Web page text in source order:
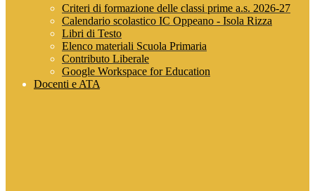
Criteri di formazione delle classi prime a.s. 2026-27
Calendario scolastico IC Oppeano - Isola Rizza
Libri di Testo
Elenco materiali Scuola Primaria
Contributo Liberale
Google Workspace for Education
Docenti e ATA